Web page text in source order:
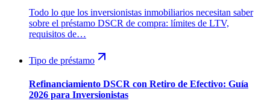
Todo lo que los inversionistas inmobiliarios necesitan saber
sobre el préstamo DSCR de compra: límites de LTV,
requisitos de…
Tipo de préstamo
Refinanciamiento DSCR con Retiro de Efectivo: Guía
2026 para Inversionistas